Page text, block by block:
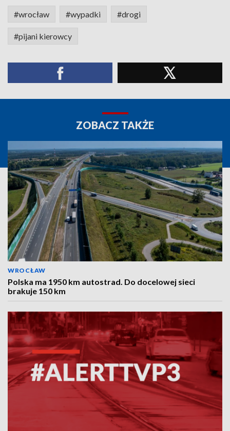
#wrocław #wypadki #drogi
#pijani kierowcy
ZOBACZ TAKŻE
WROCŁAW
Polska ma 1950 km autostrad. Do docelowej sieci
brakuje 150 km